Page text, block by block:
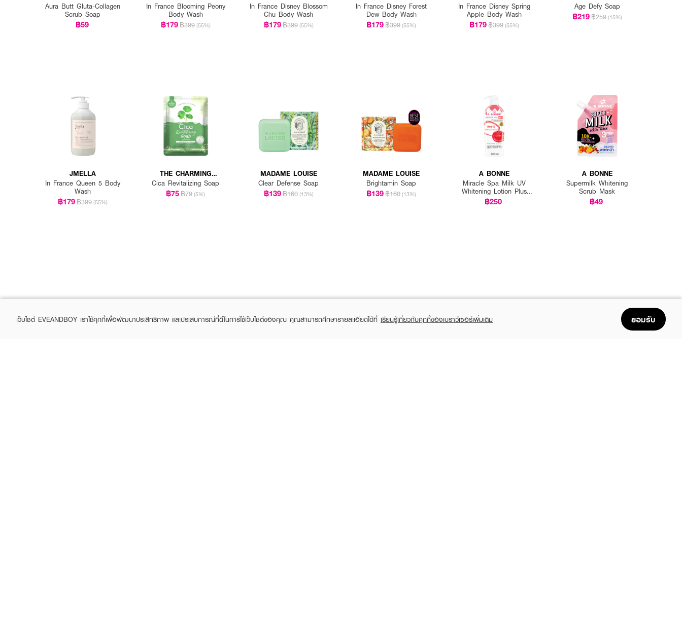
Aura Butt Gluta-Collagen
Scrub Soap
฿59
In France Blooming Peony
Body Wash
฿179฿399 (55%)
In France Disney Blossom
Chu Body Wash
฿179฿399 (55%)
In France Disney Forest
Dew Body Wash
฿179฿399 (55%)
In France Disney Spring
Apple Body Wash
฿179฿399 (55%)
Age Defy Soap
฿219฿259 (15%)
JMELLA
In France Queen 5 Body
Wash
฿179฿399 (55%)
THE CHARMING
GARDEN
Cica Revitalizing Soap
฿75฿79 (5%)
MADAME LOUISE
Clear Defense Soap
฿139฿160 (13%)
MADAME LOUISE
Brightamin Soap
฿139฿160 (13%)
A BONNE
Miracle Spa Milk UV
Whitening Lotion Plus
Tomato Extract
฿250
A BONNE
Supermilk Whitening
Scrub Mask
฿49
เว็บไซต์ EVEANDBOY เราใช้คุกกี้เพื่อพัฒนาประสิทธิภาพ และประสบการณ์ที่ดีในการใช้เว็บไซต์ของคุณ คุณสามารถศึกษารายละเอียดได้ที่ เรียนรู้เกี่ยวกับคุกกี้ของเบราว์เซอร์เพิ่มเติม ยอมรับ